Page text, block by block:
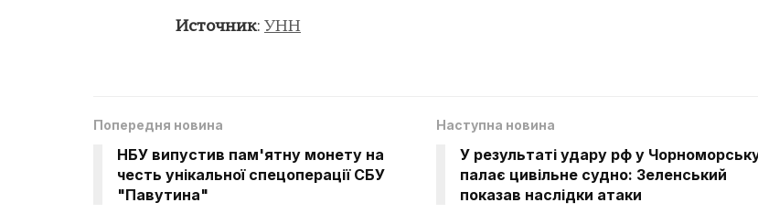
Источник: УНН
Попередня новина
НБУ випустив пам'ятну монету на
честь унікальної спецоперації СБУ
"Павутина"
Наступна новина
У результаті удару рф у
палає цивільне судно: Зеленський
показав наслідки атаки